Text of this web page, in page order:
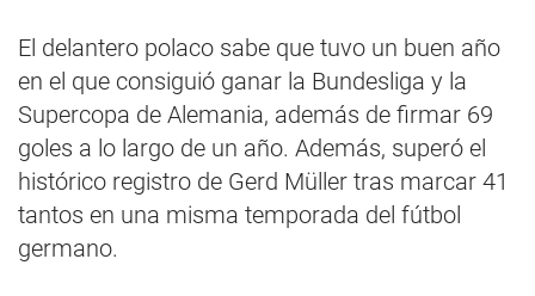
El delantero polaco sabe que tuvo un buen año
en el que consiguió ganar la Bundesliga y la
Supercopa de Alemania, además de firmar 69
goles a lo largo de un año. Además, superó el
histórico registro de Gerd Müller tras marcar 41
tantos en una misma temporada del fútbol
germano.